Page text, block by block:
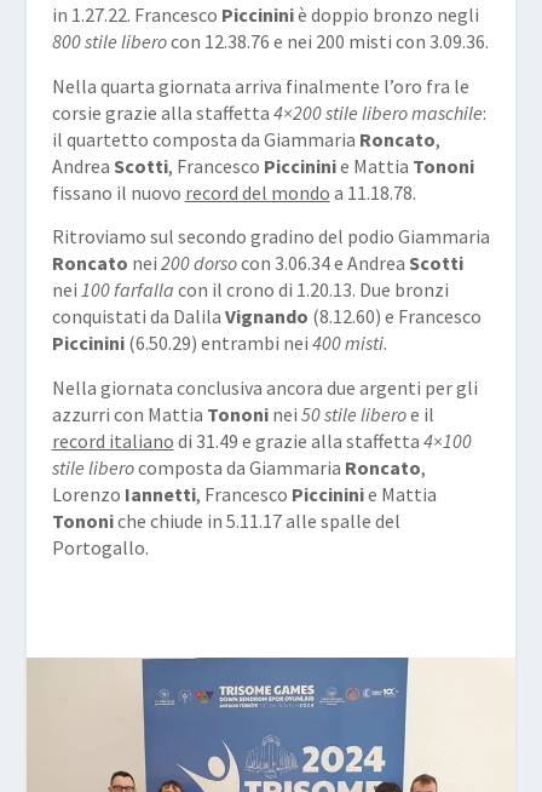
in 1.27.22. Francesco Piccininiè doppio bronzo negli
800 stile liberocon 12.38.76 e nei 200 misti con 3.09.36.
Nella quarta giornata arriva finalmente l’oro fra le
corsie grazie alla staffetta 4×200 stile libero maschile:
il quartetto composta da Giammaria Roncato,
Andrea Scotti, Francesco Piccininie Mattia Tononi
fissano il nuovo record del mondo a 11.18.78.
Ritroviamo sul secondo gradino del podio Giammaria
Roncato nei 200 dorsocon 3.06.34 e Andrea Scotti
nei 100 farfalla con il crono di 1.20.13. Due bronzi
conquistati da Dalila Vignando (8.12.60) e Francesco
Piccinini(6.50.29) entrambi nei 400 misti.
Nella giornata conclusiva ancora due argenti per gli
azzurri con Mattia Tononinei 50 stile liberoe il
record italiano di 31.49 e grazie alla staffetta 4×100
stile liberocomposta da Giammaria Roncato,
Lorenzo Iannetti, Francesco Piccininie Mattia
Tononiche chiude in 5.11.17 alle spalle del
Portogallo.